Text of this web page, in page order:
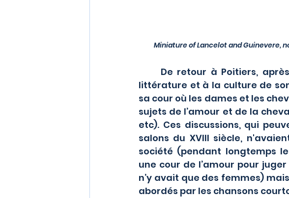
Miniature of Lancelot and Guinevere,
littérature et à la culture de
sa cour où les dames et les
sujets de l’amour et de la
etc). Ces discussions, qui
salons du XVIII siècle,
société (pendant longtemps
une cour de l’amour pour
n’y avait que des femmes)
abordés par les chansons